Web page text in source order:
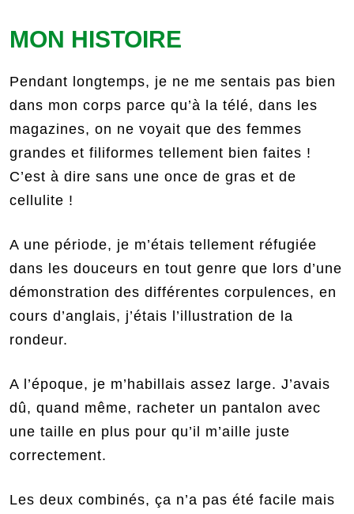
MON HISTOIRE
Pendant longtemps, je ne me sentais pas bien
dans mon corps parce qu’à la télé, dans les
magazines, on ne voyait que des femmes
grandes et filiformes tellement bien faites !
C’est à dire sans une once de gras et de
cellulite !
A une période, je m’étais tellement réfugiée
dans les douceurs en tout genre que lors d’une
démonstration des différentes corpulences, en
cours d’anglais, j’étais l’illustration de la
rondeur.
A l’époque, je m’habillais assez large. J’avais
dû, quand même, racheter un pantalon avec
une taille en plus pour qu’il m’aille juste
correctement.
Les deux combinés, ça n’a pas été facile mais